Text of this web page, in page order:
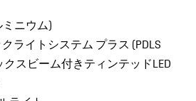
ニウム)
ライトシステム プラス (PDLS
クスビーム付きティンテッドLED